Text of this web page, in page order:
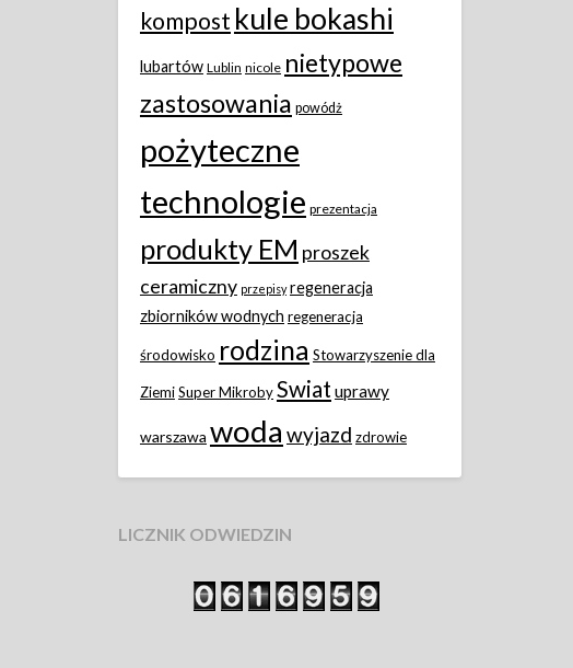
kompost kule bokashi
lubartów Lublin nicole nietypowe
zastosowania powódż
pożyteczne
technologie prezentacja
produkty EM proszek
ceramiczny przepisy regeneracja
zbiorników wodnych regeneracja
środowisko rodzina Stowarzyszenie dla
ZiemiSuper MikrobySwiat uprawy
warszawa woda wyjazd zdrowie
LICZNIK ODWIEDZIN